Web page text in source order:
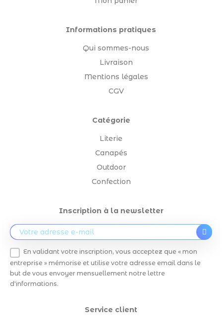
Informations pratiques
Qui sommes-nous
Livraison
Mentions légales
CGV
Catégorie
Literie
Canapés
Outdoor
Confection
Inscription à la newsletter
En validant votre inscription, vous acceptez que « mon
entreprise » mémorise et utilise votre adresse email dans le
but de vous envoyer mensuellement notre lettre
d'informations.
Service client